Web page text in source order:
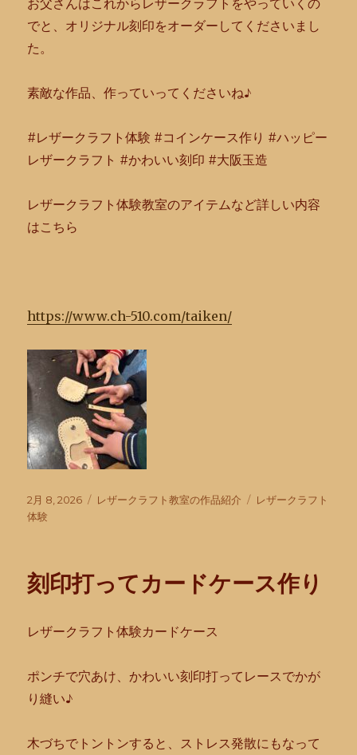
お父さんはこれからレザークラフトをやっていくの
でと、 オリジナル刻印をオーダーしてくださいまし
た。
素敵な作品、作っていってくださいね♪
#レザークラフト体験 #コインケース作り #ハッピー
レザークラフト #かわいい刻印 #大阪玉造
レザークラフト体験教室のアイテムなど詳しい内容
はこちら
https://www.ch-510.com/taiken/
投
稿
2月 8, 2026
カ
レザークラフト教室の作品紹介
タ
レザークラフト
体験
刻印打ってカードケース作り
レザークラフト体験カードケース
ポンチで穴あけ、かわいい刻印打ってレースでかが
り縫い♪
木づちでトントンすると、ストレス発散にもなって